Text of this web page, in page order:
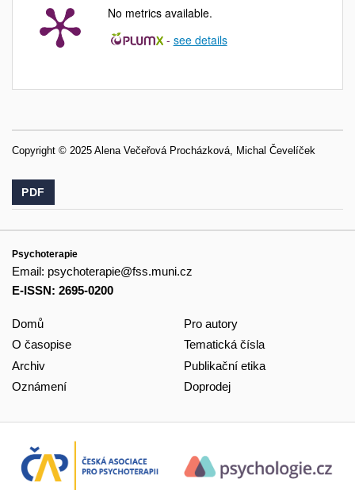
No metrics available.
- see details
Copyright © 2025 Alena Večeřová Procházková, Michal Čevelíček
PDF
Psychoterapie
Email: psychoterapie@fss.muni.cz
E-ISSN: 2695-0200
Domů
O časopise
Archiv
Oznámení
Pro autory
Tematická čísla
Publikační etika
Doprodej